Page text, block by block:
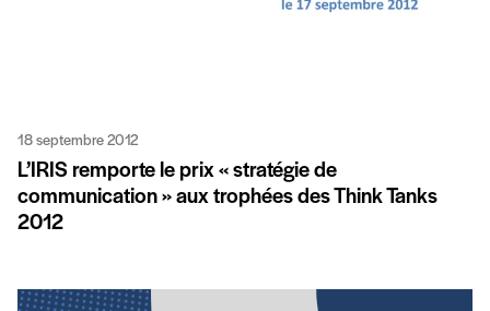
18 septembre 2012
L’IRIS remporte le prix « stratégie de
communication » aux trophées des Think Tanks
2012